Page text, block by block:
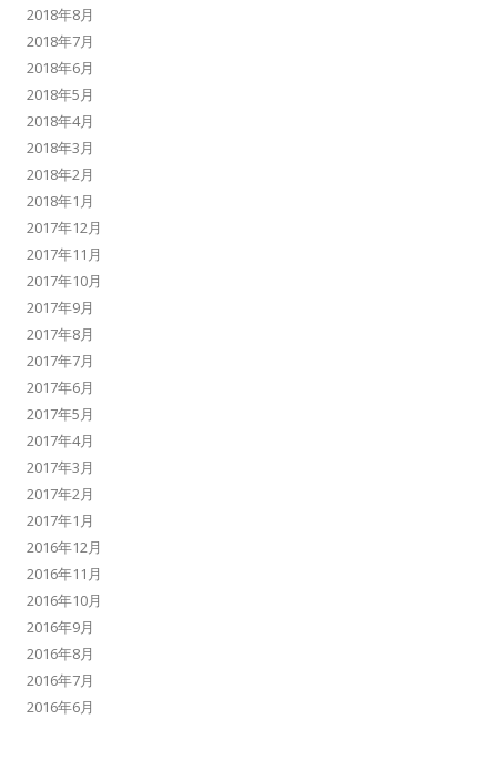
2018年8月
2018年7月
2018年6月
2018年5月
2018年4月
2018年3月
2018年2月
2018年1月
2017年12月
2017年11月
2017年10月
2017年9月
2017年8月
2017年7月
2017年6月
2017年5月
2017年4月
2017年3月
2017年2月
2017年1月
2016年12月
2016年11月
2016年10月
2016年9月
2016年8月
2016年7月
2016年6月